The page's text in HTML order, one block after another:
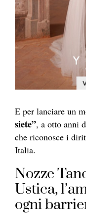
E per lanciare un
siete”, a otto anni
che riconosce i
Italia.
Nozze
Ustica,
ogni